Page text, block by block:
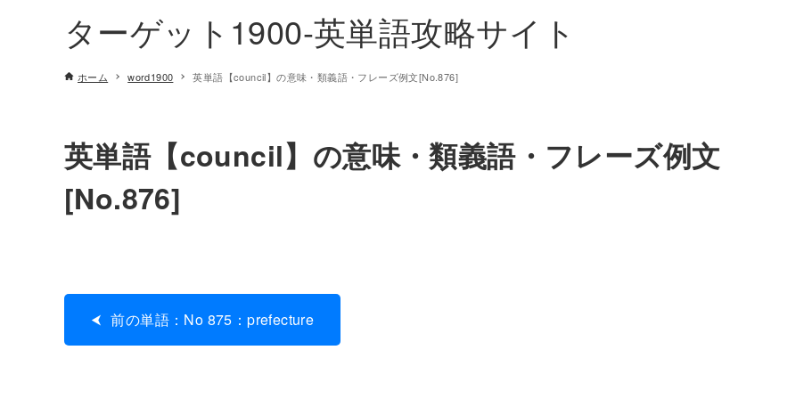
ターゲット1900-英単語攻略サイト
ホーム word1900 英単語【council】の意味・類義語・フレーズ例文[No.876]
英単語【council】の意味・類義語・フレーズ例文
[No.876]
前の単語：No 875：prefecture